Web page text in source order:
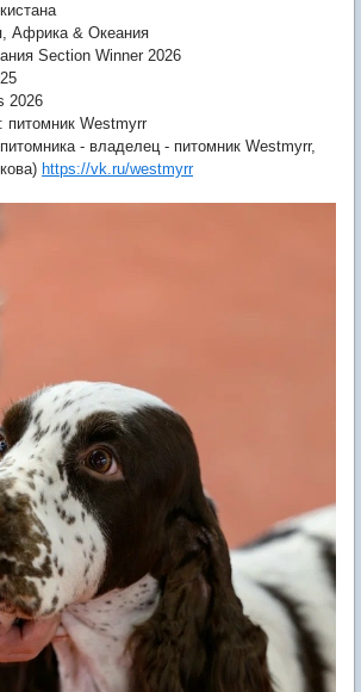
Африка & Океания
Section Winner 2026
2026
питомник Westmyrr
- владелец - питомник Westmyrr,
https://vk.ru/westmyrr